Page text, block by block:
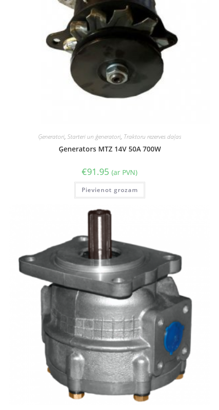
Ģeneratori, Starteri un ģeneratori, Traktoru rezerves daļas
Ģenerators MTZ 14V 50A 700W
€91.95 (ar PVN)
Pievienot grozam